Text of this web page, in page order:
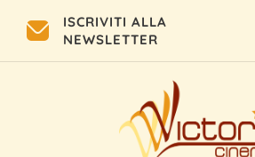
ISCRIVITI ALLA
NEWSLETTER